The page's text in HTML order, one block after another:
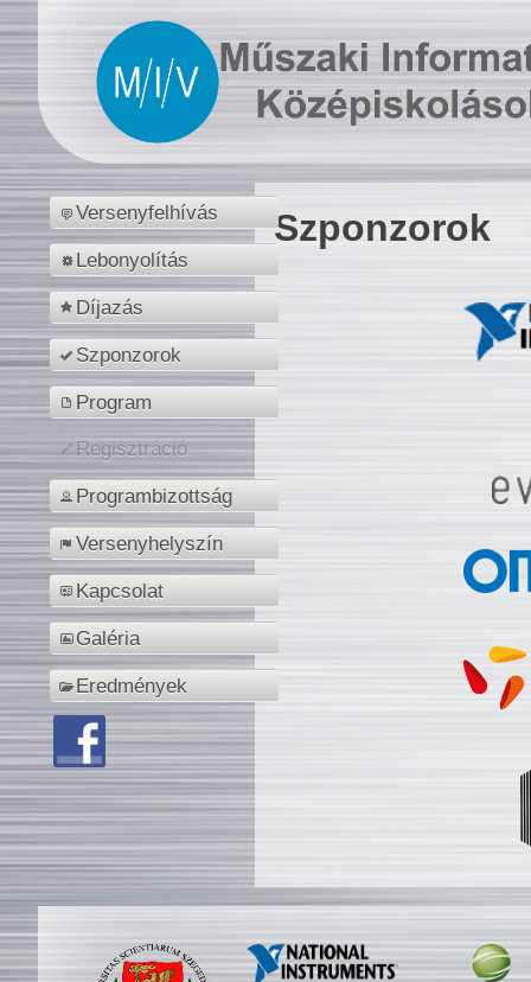
Versenyfelhívás
Lebonyolítás
Díjazás
Szponzorok
Program
Regisztráció
Programbizottság
Versenyhelyszín
Kapcsolat
Galéria
Eredmények
Szponzorok